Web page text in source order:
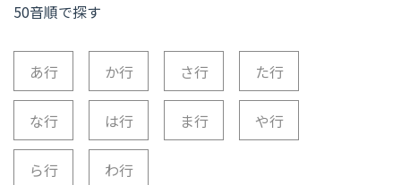
50音順で探す
あ行 か行 さ行 た行
な行 は行 ま行 や行
ら行 わ行